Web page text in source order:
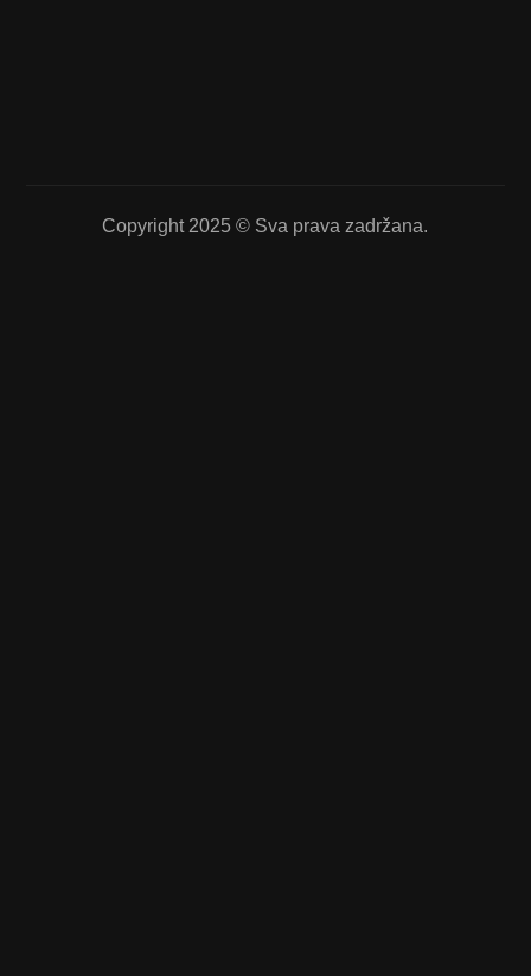
Copyright 2025 © Sva prava zadržana.